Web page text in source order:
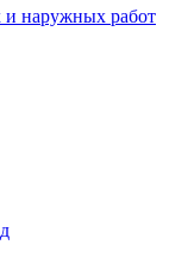
и наружных работ